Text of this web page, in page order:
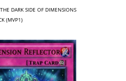
DARK SIDE OF DIMENSIONS
(MVP1)